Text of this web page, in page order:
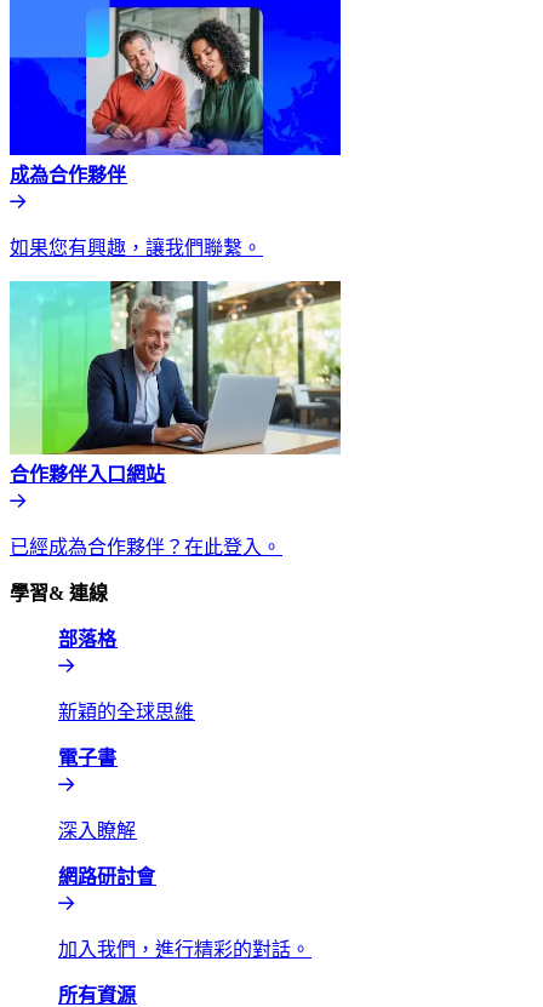
成為合作夥伴​​
如果您有興趣，讓我們聯繫。​​
合作夥伴入口網站​​
已經成為合作夥伴？在此登入。​​
學習& 連線​​
部落格​​
新穎的全球思維​​
電子書​​
深入瞭解​​
網路研討會​​
加入我們，進行精彩的對話。​​
所有資源​​